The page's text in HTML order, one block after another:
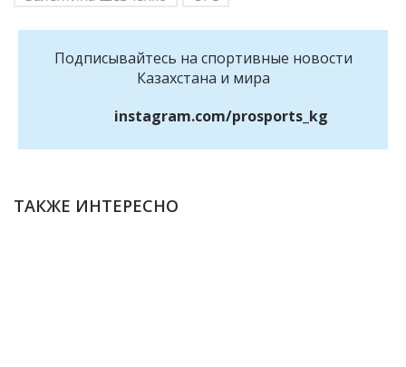
Подписывайтесь на cпортивные новости
Казахстана и мира
instagram.com/prosports_kg
ТАКЖЕ ИНТЕРЕСНО